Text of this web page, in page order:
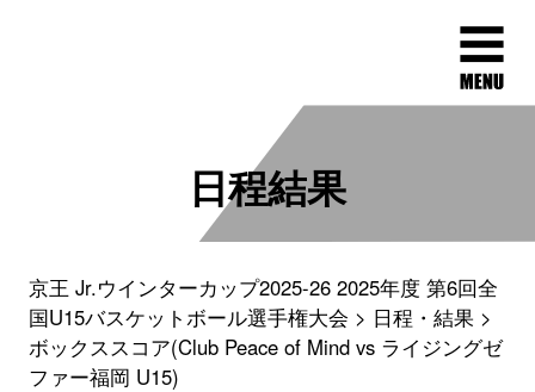
日程結果
京王 Jr.ウインターカップ2025-26 2025年度 第6回全
国U15バスケットボール選手権大会
日程・結果
ボックススコア(Club Peace of Mind vs ライジングゼ
ファー福岡 U15)